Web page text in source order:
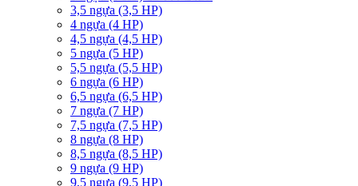
3,5 ngựa (3,5 HP)
4 ngựa (4 HP)
4,5 ngựa (4,5 HP)
5 ngựa (5 HP)
5,5 ngựa (5,5 HP)
6 ngựa (6 HP)
6,5 ngựa (6,5 HP)
7 ngựa (7 HP)
7,5 ngựa (7,5 HP)
8 ngựa (8 HP)
8,5 ngựa (8,5 HP)
9 ngựa (9 HP)
9,5 ngựa (9,5 HP)